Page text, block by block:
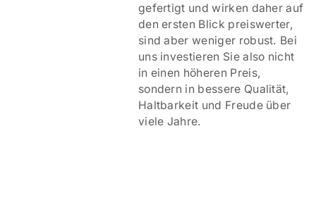
gefertigt und wirken daher auf
den ersten Blick preiswerter,
sind aber weniger robust. Bei
uns investieren Sie also nicht
in einen höheren Preis,
sondern in bessere Qualität,
Haltbarkeit und Freude über
viele Jahre.